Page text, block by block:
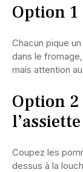
Option 1
Chacun pique
dans le
mais attention
Option 2
l’assiette
Coupez les
dessus à la